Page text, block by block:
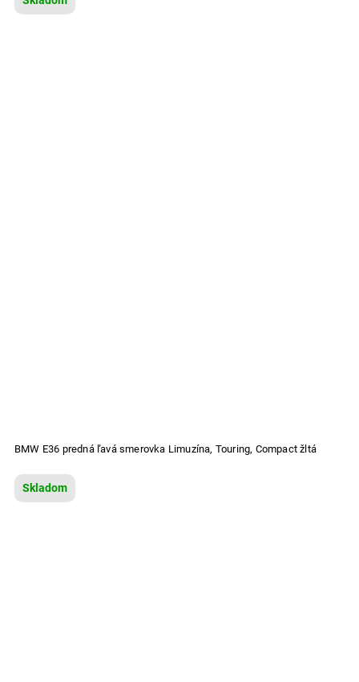
BMW E36 predná ľavá smerovka Limuzína, Touring, Compact žltá
Skladom